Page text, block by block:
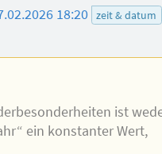
18:20 zeit & datum
ist
ein konstanter Wert,